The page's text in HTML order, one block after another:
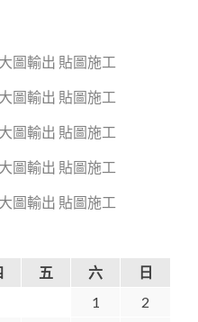
圖輸出 貼圖施工
圖輸出 貼圖施工
圖輸出 貼圖施工
圖輸出 貼圖施工
圖輸出 貼圖施工
五 六
日
1
2